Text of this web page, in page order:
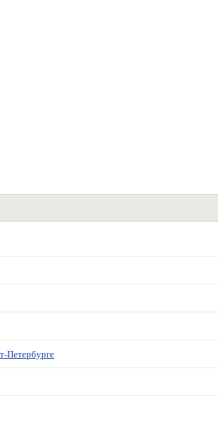
Петербурге